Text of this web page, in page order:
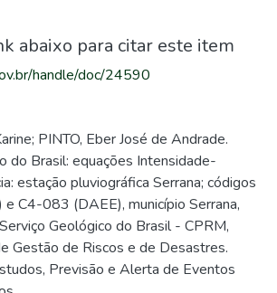
abaixo para citar este item
handle/doc/24590
PINTO, Eber José de Andrade.
do Brasil: equações Intensidade-
estação pluviográfica Serrana; códigos
C4-083 (DAEE), município Serrana,
Geológico do Brasil - CPRM,
Gestão de Riscos e de Desastres.
Previsão e Alerta de Eventos